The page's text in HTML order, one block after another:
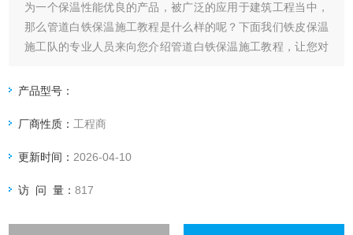
为一个保温性能优良的产品，被广泛的应用于建筑工程当中，
那么管道白铁保温施工教程是什么样的呢？下面我们铁皮保温
施工队的专业人员来向您介绍管道白铁保温施工教程，让您对
产品型号：
厂商性质： 工程商
更新时间： 2026-04-10
访 问 量：817